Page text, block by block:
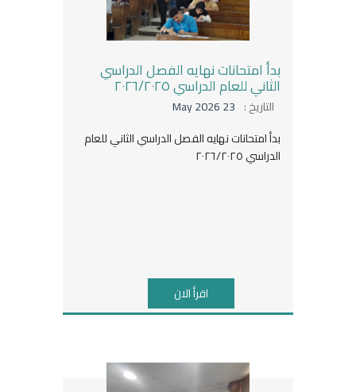
بدأ امتحانات نهايه الفصل الدراسي
الثاني للعام الدراسي ٢٠٢٦/٢٠٢٥
التاريخ : 23 May 2026
بدأ امتحانات نهايه الفصل الدراسي الثاني للعام
الدراسي ٢٠٢٦/٢٠٢٥
اقرأ الان